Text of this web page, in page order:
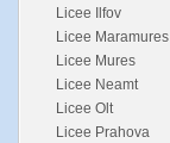
Licee Ilfov
Licee Maramures
Licee Mures
Licee Neamt
Licee Olt
Licee Prahova